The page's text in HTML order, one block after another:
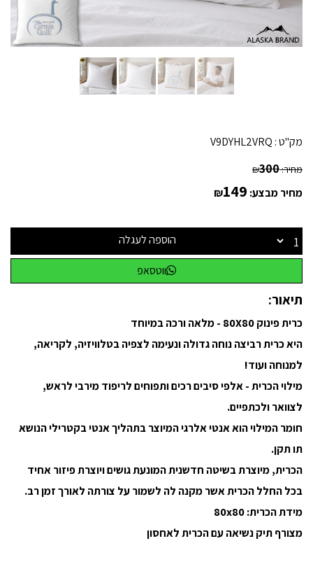
מק"ט : V9DYHL2VRQ
מחיר: ₪300
מחיר מבצע: ₪149
הוספה לעגלה
ווטסאפ
תיאור:
כרית פינוק 80X80 - מלאה ורכה במיוחד
היא כרית רביצה נוחה גדולה ונעימה לצפיה בטלוויזיה, לקריאה,
למנוחה ועוד!
מילוי הכרית - אלפי סיבים רכים ותפוחים לריפוד מירבי לראש,
לצוואר ולכתפיים.
חומר המילוי הוא אנטי אלרגי המיוצר בתהליך אנטי בקטרילי הנושא
תו תקן.
הכרית, מיוצרת בשיטה חדשנית המונעת גושים ויוצרת פיזור אחיד
בכל החלל הכרית אשר מקנה לה לשמור על צורתה לאורך זמן רב.
מידת הכרית: 80x80
מצורף תיק נשיאה עם הכרית לאחסון